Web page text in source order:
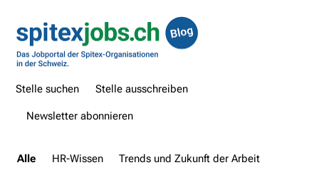
Stelle ausschreiben
Stelle suchen
Newsletter abonnieren
Alle HR-Wissen
Trends und Zukunft der Arbeit